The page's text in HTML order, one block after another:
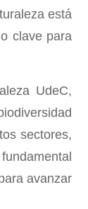
está
clave para
UdeC,
sectores,
avanzar